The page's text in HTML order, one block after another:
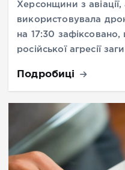
Херсонщини з
використовувала
на 17:30 зафіксовано,
російської агресії
Подробиці